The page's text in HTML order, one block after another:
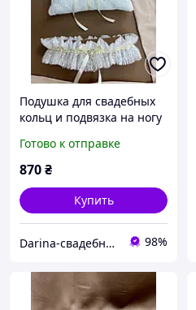
Подушка для свадебных
кольц и подвязка на ногу
Готово к отправке
870₴
Купить
Darina-свадебные аксессуары для невесты 98%